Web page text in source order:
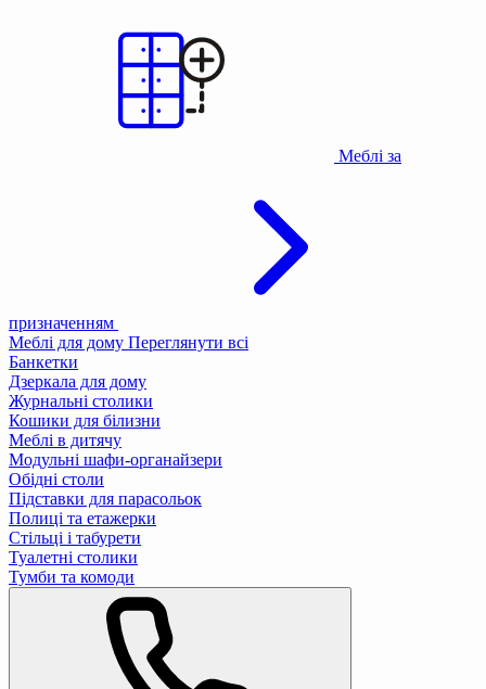
Меблі за
призначенням
Меблі для дому Переглянути всі
Банкетки
Дзеркала для дому
Журнальні столики
Кошики для білизни
Меблі в дитячу
Модульні шафи-органайзери
Обідні столи
Підставки для парасольок
Полиці та етажерки
Стільці і табурети
Туалетні столики
Тумби та комоди